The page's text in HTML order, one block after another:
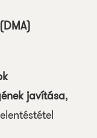
javítása,